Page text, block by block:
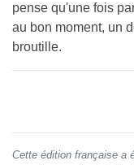
pense qu'une fois
au bon moment, un
broutille.
Cette édition française a